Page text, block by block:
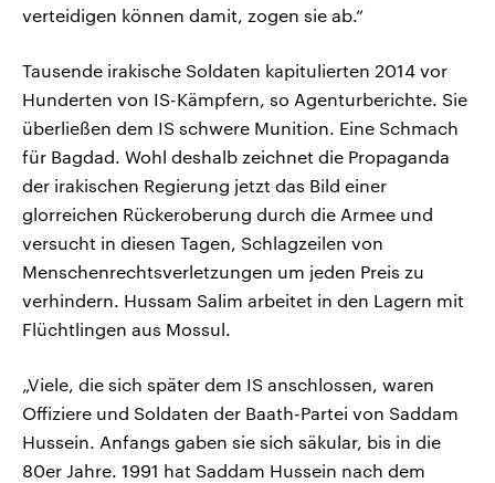
verteidigen können damit, zogen sie ab.“
Tausende irakische Soldaten kapitulierten 2014 vor
Hunderten von IS-Kämpfern, so Agenturberichte. Sie
überließen dem IS schwere Munition. Eine Schmach
für Bagdad. Wohl deshalb zeichnet die Propaganda
der irakischen Regierung jetzt das Bild einer
glorreichen Rückeroberung durch die Armee und
versucht in diesen Tagen, Schlagzeilen von
Menschenrechtsverletzungen um jeden Preis zu
verhindern. Hussam Salim arbeitet in den Lagern mit
Flüchtlingen aus Mossul.
„Viele, die sich später dem IS anschlossen, waren
Offiziere und Soldaten der Baath-Partei von Saddam
Hussein. Anfangs gaben sie sich säkular, bis in die
80er Jahre. 1991 hat Saddam Hussein nach dem